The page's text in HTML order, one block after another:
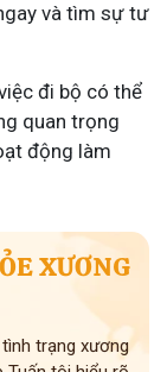
và tìm sự tư
đi bộ có thể
quan trọng
động làm
XƯƠNG
trạng xương